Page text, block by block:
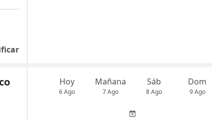
Hoy
6 Ago
Mañana
7 Ago
Sáb
8 Ago
Dom
9 Ago